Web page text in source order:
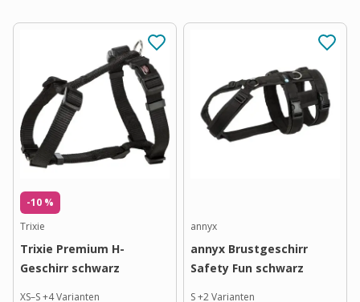
-10 %
Trixie
Trixie Premium H-
Geschirr schwarz
XS–S+4Varianten
annyx
annyx Brustgeschirr
Safety Fun schwarz
S+2Varianten